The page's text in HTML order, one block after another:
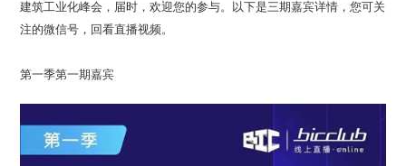
建筑工业化峰会，届时，欢迎您的参与。以下是三期嘉宾详情，您可关
注的微信号，回看直播视频。
第一季第一期嘉宾